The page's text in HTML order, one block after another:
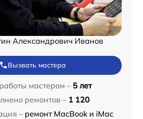
Александрович Иванов
Вызвать мастера
мастером – 5 лет
ремонтов – 1 120
– ремонт MacBook и iMac